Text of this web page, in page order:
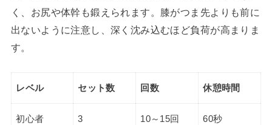
く、お尻や体幹も鍛えられます。膝がつま先よりも前に
出ないように注意し、深く沈み込むほど負荷が高まりま
す。
レベル セット数 回数 休憩時間
初心者 3 10～15回 60秒